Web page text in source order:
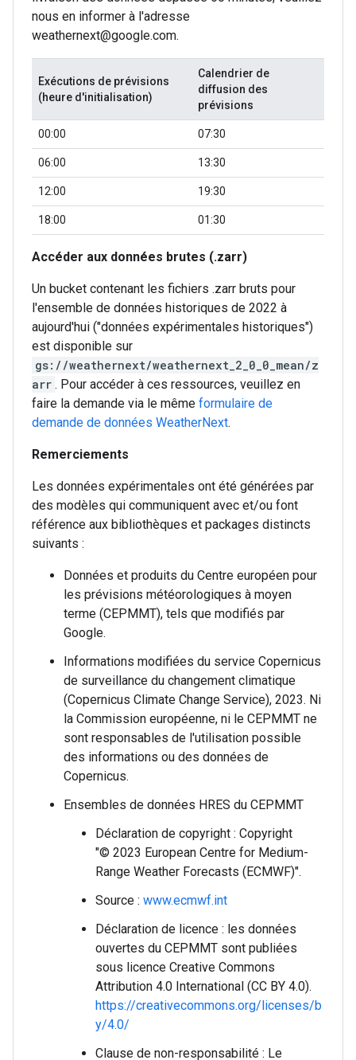
nous en informer à l'adresse
weathernext@google.com.
Exécutions de prévisions
(heure d'initialisation)
Calendrier de
diffusion des
prévisions
00:00 07:30
06:00 13:30
12:00 19:30
18:00 01:30
Accéder aux données brutes (.zarr)
Un bucket contenant les fichiers .zarr bruts pour
l'ensemble de données historiques de 2022 à
aujourd'hui ("données expérimentales historiques")
est disponible sur
gs://weathernext/weathernext_2_0_0_mean/z
arr . Pour accéder à ces ressources, veuillez en
faire la demande via le même formulaire de
demande de données WeatherNext.
Remerciements
Les données expérimentales ont été générées par
des modèles qui communiquent avec et/ou font
référence aux bibliothèques et packages distincts
suivants :
Données et produits du Centre européen pour
les prévisions météorologiques à moyen
terme (CEPMMT), tels que modifiés par
Google.
Informations modifiées du service Copernicus
de surveillance du changement climatique
(Copernicus Climate Change Service), 2023. Ni
la Commission européenne, ni le CEPMMT ne
sont responsables de l'utilisation possible
des informations ou des données de
Copernicus.
Ensembles de données HRES du CEPMMT
Déclaration de copyright : Copyright
"© 2023 European Centre for Medium-
Range Weather Forecasts (ECMWF)".
Source : www.ecmwf.int
Déclaration de licence : les données
ouvertes du CEPMMT sont publiées
sous licence Creative Commons
Attribution 4.0 International (CC BY 4.0).
https://creativecommons.org/licenses/b
y/4.0/
Clause de non-responsabilité : Le